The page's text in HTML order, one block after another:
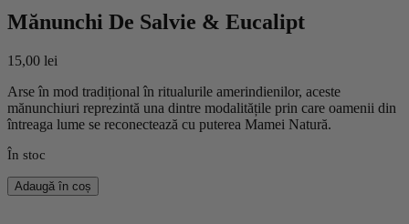
Mănunchi De Salvie & Eucalipt
15,00 lei
Arse în mod tradițional în ritualurile amerindienilor, aceste
mănunchiuri reprezintă una dintre modalitățile prin care oamenii din
întreaga lume se reconectează cu puterea Mamei Natură.
În stoc
Cantitate
Mănunchi
Adaugă în coș